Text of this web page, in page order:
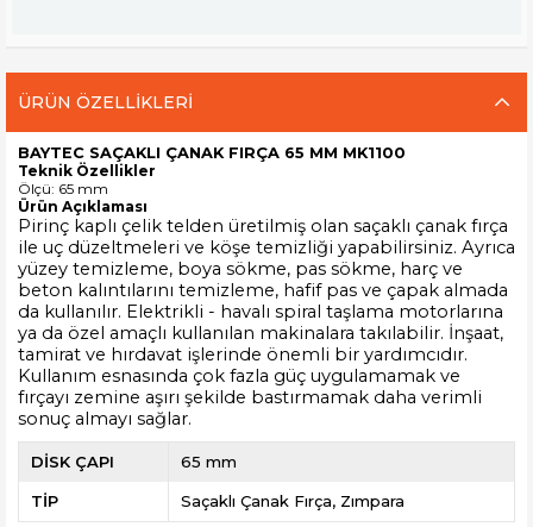
ÜRÜN ÖZELLIKLERI
BAYTEC SAÇAKLI ÇANAK FIRÇA 65 MM MK1100
Teknik Özellikler
Ölçü: 65 mm
Ürün Açıklaması
Pirinç kaplı çelik telden üretilmiş olan saçaklı çanak fırça
ile uç düzeltmeleri ve köşe temizliği yapabilirsiniz. Ayrıca
yüzey temizleme, boya sökme, pas sökme, harç ve
beton kalıntılarını temizleme, hafif pas ve çapak almada
da kullanılır. Elektrikli - havalı spiral taşlama motorlarına
ya da özel amaçlı kullanılan makinalara takılabilir. İnşaat,
tamirat ve hırdavat işlerinde önemli bir yardımcıdır.
Kullanım esnasında çok fazla güç uygulamamak ve
fırçayı zemine aşırı şekilde bastırmamak daha verimli
sonuç almayı sağlar.
DİSK ÇAPI 65 mm
TİP Saçaklı Çanak Fırça Zımpara